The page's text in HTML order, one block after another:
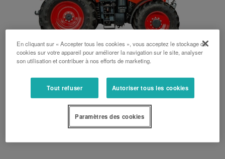
M7172
Le puissant et performant 170 ch
En cliquant sur « Accepter tous les cookies », vous acceptez le stockage de
cookies sur votre appareil pour améliorer la navigation sur le site, analyser
son utilisation et contribuer à nos efforts de marketing.
Tout refuser Autoriser tous les cookies
Paramètres des cookies